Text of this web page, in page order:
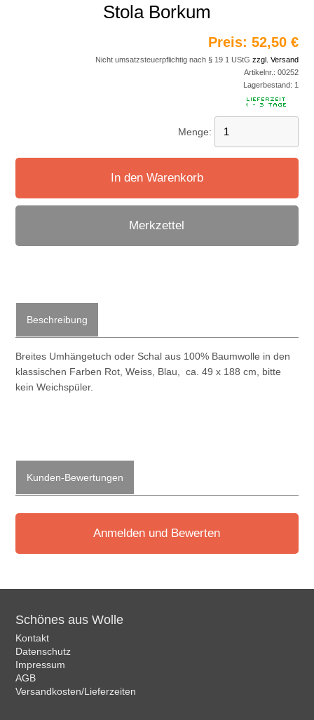
Stola Borkum
Preis: 52,50 €
Nicht umsatzsteuerpflichtig nach § 19 1 UStG zzgl. Versand
Artikelnr.: 00252
Lagerbestand: 1
Menge:
In den Warenkorb
Merkzettel
Beschreibung
Breites Umhängetuch oder Schal aus 100% Baumwolle in den
klassischen Farben Rot, Weiss, Blau, ca. 49 x 188 cm, bitte
kein Weichspüler.
Kunden-Bewertungen
Anmelden und Bewerten
Schönes aus Wolle
Kontakt
Datenschutz
Impressum
AGB
Versandkosten/Lieferzeiten